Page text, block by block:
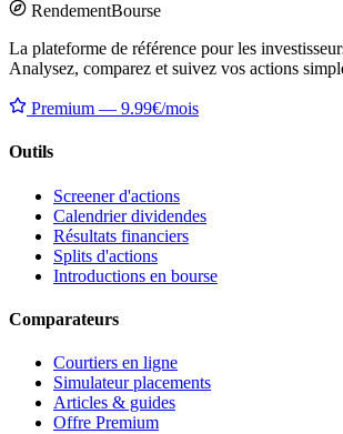
RendementBourse
La plateforme de référence pour les
Analysez, comparez et suivez vos actions
Premium — 9.99€/mois
Outils
Screener d'actions
Calendrier dividendes
Résultats financiers
Splits d'actions
Introductions en bourse
Comparateurs
Courtiers en ligne
Simulateur placements
Articles & guides
Offre Premium